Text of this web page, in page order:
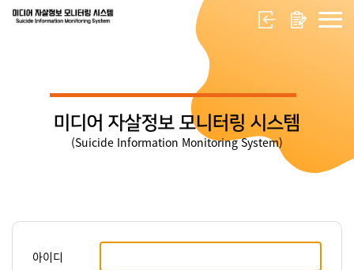
미디어 자살정보 모니터링 시스템
(Suicide Information Monitoring System)
아이디